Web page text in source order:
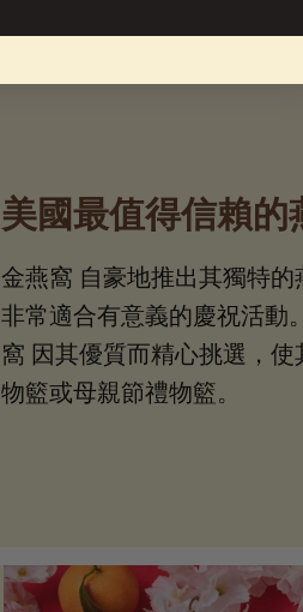
美國最值得信賴的
金燕窩 自豪地推出其獨特
非常適合有意義的慶祝活動
窩 因其優質而精心挑選，
物籃或母親節禮物籃。